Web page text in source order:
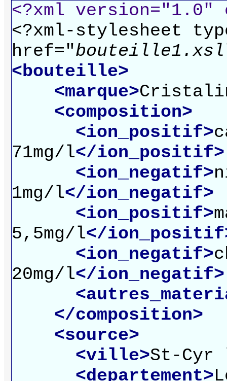
<?xml version="1.0"
<?xml-stylesheet
href="bouteille1.xsl
<bouteille>
<marque>
<composition>
<ion_positif>
71mg/l</ion_positif>
<ion_negatif>
1mg/l</ion_negatif>
<ion_positif>
5,5mg/l</
<ion_negatif>
20mg/l</ion_negatif>
</composition>
<source>
<ville>St-Cyr
<departement>